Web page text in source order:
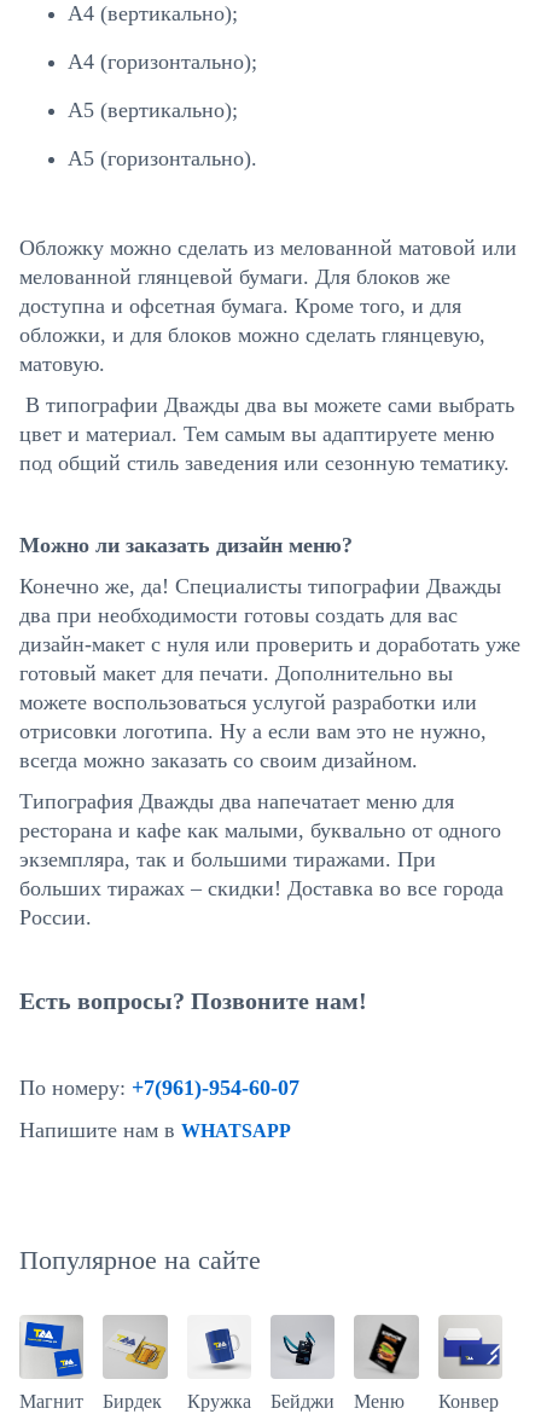
А4 (вертикально);
А4 (горизонтально);
А5 (вертикально);
А5 (горизонтально).
Обложку можно сделать из мелованной матовой или
мелованной глянцевой бумаги. Для блоков же
доступна и офсетная бумага. Кроме того, и для
обложки, и для блоков можно сделать глянцевую,
матовую.
В типографии Дважды два вы можете сами выбрать
цвет и материал. Тем самым вы адаптируете меню
под общий стиль заведения или сезонную тематику.
Можно ли заказать дизайн меню?
Конечно же, да! Специалисты типографии Дважды
два при необходимости готовы создать для вас
дизайн-макет с нуля или проверить и доработать уже
готовый макет для печати. Дополнительно вы
можете воспользоваться услугой разработки или
отрисовки логотипа. Ну а если вам это не нужно,
всегда можно заказать со своим дизайном.
Типография Дважды два напечатает меню для
ресторана и кафе как малыми, буквально от одного
экземпляра, так и большими тиражами. При
больших тиражах – скидки! Доставка во все города
России.
Есть вопросы? Позвоните нам!
По номеру: +7(961)-954-60-07
Напишите нам в WHATSAPP
Популярное на сайте
Магнит
Бирдек
Кружка
Бейджи
Меню
Конвер